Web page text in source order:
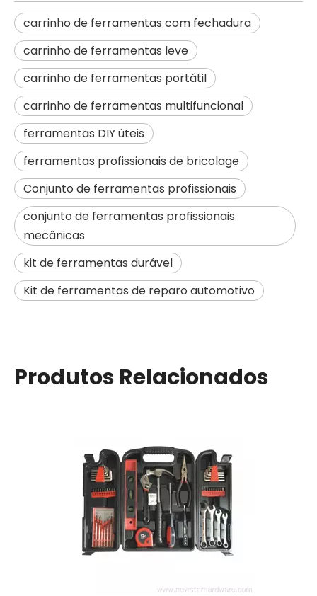
carrinho de ferramentas com fechadura
carrinho de ferramentas leve
carrinho de ferramentas portátil
carrinho de ferramentas multifuncional
ferramentas DIY úteis
ferramentas profissionais de bricolage
Conjunto de ferramentas profissionais
conjunto de ferramentas profissionais
mecânicas
kit de ferramentas durável
Kit de ferramentas de reparo automotivo
Produtos Relacionados